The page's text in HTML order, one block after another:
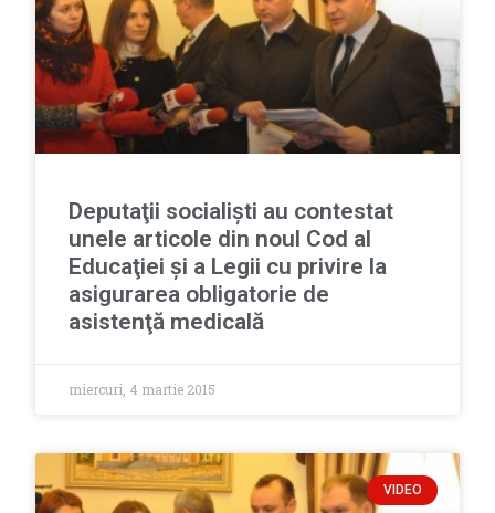
Deputaţii socialişti au contestat
unele articole din noul Cod al
Educaţiei şi a Legii cu privire la
asigurarea obligatorie de
asistenţă medicală
miercuri, 4 martie 2015
VIDEO